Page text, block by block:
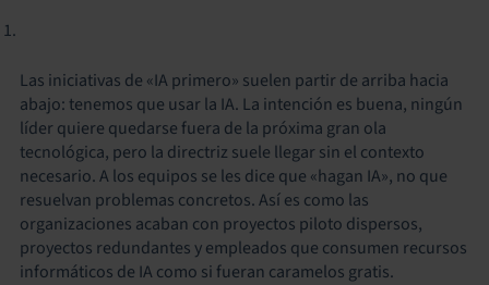
Las iniciativas de «IA primero» suelen partir de arriba hacia
abajo: tenemos que usar la IA. La intención es buena, ningún
líder quiere quedarse fuera de la próxima gran ola
tecnológica, pero la directriz suele llegar sin el contexto
necesario. A los equipos se les dice que «hagan IA», no que
resuelvan problemas concretos. Así es como las
organizaciones acaban con proyectos piloto dispersos,
proyectos redundantes y empleados que consumen recursos
informáticos de IA como si fueran caramelos gratis.